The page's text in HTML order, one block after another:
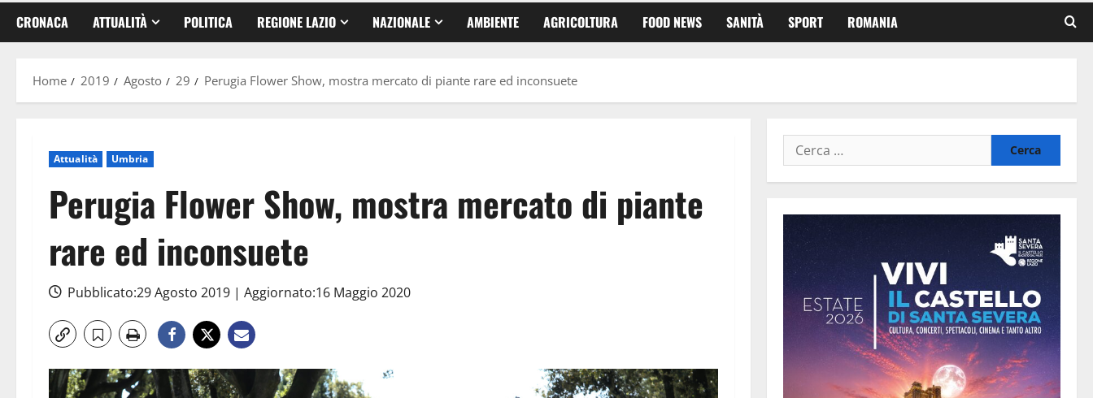
CRONACA ATTUALITÀ POLITICA REGIONE LAZIO NAZIONALE AMBIENTE AGRICOLTURA FOOD NEWS SANITÀ SPORT ROMANIA
Home 2019 Agosto 29 Perugia Flower Show, mostra mercato di piante rare ed inconsuete
Attualità Umbria
Perugia Flower Show, mostra mercato di piante
rare ed inconsuete
Pubblicato:29 Agosto 2019 | Aggiornato:16 Maggio 2020
Ricerca
per: